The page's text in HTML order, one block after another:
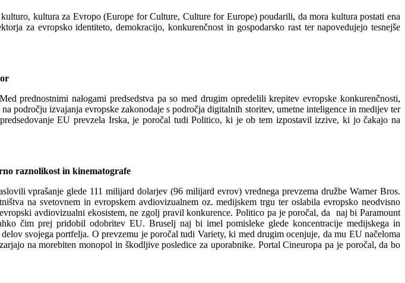
kultura za Evropo (Europe for Culture, Culture for Europe) poudarili, da mora kultura postati ena
za evropsko identiteto, demokracijo, konkurenčnost in gospodarsko rast ter napovedujejo tesnejše
prednostnimi nalogami predsedstva pa so med drugim opredelili krepitev evropske konkurenčnosti,
področju izvajanja evropske zakonodaje s področja digitalnih storitev, umetne inteligence in medijev ter
EU prevzela Irska, je poročal tudi Politico, ki je ob tem izpostavil izzive, ki jo čakajo na
raznolikost in kinematografe
vprašanje glede 111 milijard dolarjev (96 milijard evrov) vrednega prevzema družbe Warner Bros.
na svetovnem in evropskem avdiovizualnem oz. medijskem trgu ter oslabila evropsko neodvisno
avdiovizualni ekosistem, ne zgolj pravil konkurence. Politico pa je poročal, da naj bi Paramount
čim prej pridobil odobritev EU. Bruselj naj bi imel pomisleke glede koncentracije medijskega in
svojega portfelja. O prevzemu je poročal tudi Variety, ki med drugim ocenjuje, da mu EU načeloma
na morebiten monopol in škodljive posledice za uporabnike. Portal Cineuropa pa je poročal, da bo